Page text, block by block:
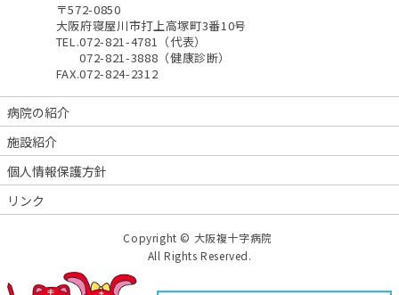
〒572-0850
大阪府寝屋川市打上高塚町3番10号
TEL.072-821-4781（代表）
072-821-3888（健康診断）
FAX.072-824-2312
病院の紹介
施設紹介
個人情報保護方針
リンク
Copyright © 大阪複十字病院
All Rights Reserved.